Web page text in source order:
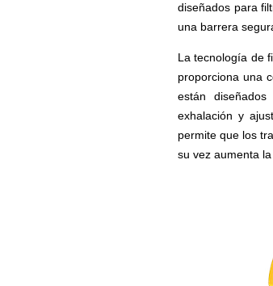
diseñados para
una barrera
La tecnología de
proporciona una
están
exhalación y
permite que los
su vez aumenta